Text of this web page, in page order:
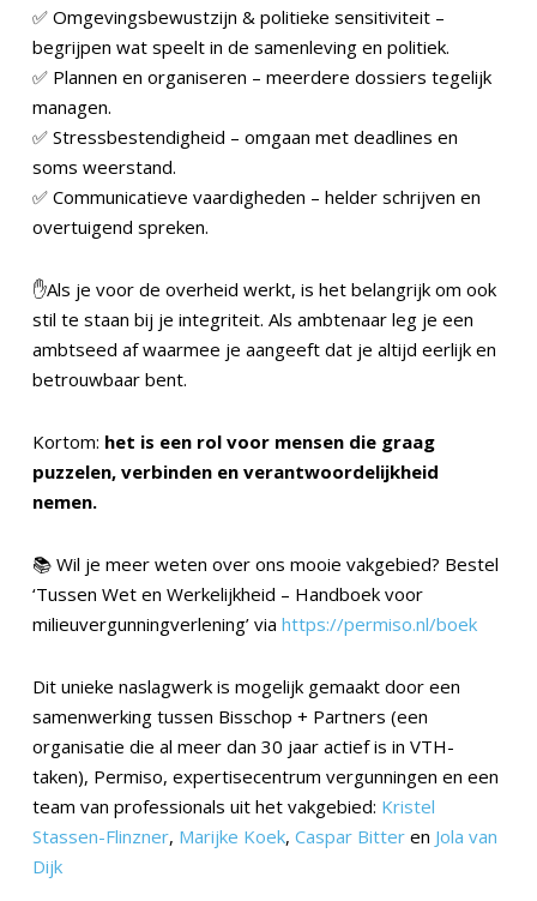
✅ Omgevingsbewustzijn & politieke sensitiviteit –
begrijpen wat speelt in de samenleving en politiek.
✅ Plannen en organiseren – meerdere dossiers tegelijk
managen.
✅ Stressbestendigheid – omgaan met deadlines en
soms weerstand.
✅ Communicatieve vaardigheden – helder schrijven en
overtuigend spreken.
✋Als je voor de overheid werkt, is het belangrijk om ook
stil te staan bij je integriteit. Als ambtenaar leg je een
ambtseed af waarmee je aangeeft dat je altijd eerlijk en
betrouwbaar bent.
Kortom: het is een rol voor mensen die graag
puzzelen, verbinden en verantwoordelijkheid
nemen.
📚 Wil je meer weten over ons mooie vakgebied? Bestel
‘Tussen Wet en Werkelijkheid – Handboek voor
milieuvergunningverlening’ via https://permiso.nl/boek
Dit unieke naslagwerk is mogelijk gemaakt door een
samenwerking tussen Bisschop + Partners (een
organisatie die al meer dan 30 jaar actief is in VTH-
taken), Permiso, expertisecentrum vergunningen en een
team van professionals uit het vakgebied: Kristel
Stassen-Flinzner, Marijke Koek, Caspar Bitteren Jola van
Dijk